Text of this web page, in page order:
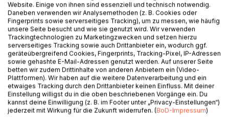
BESCHREIBUNG
Lonja Mandlik
Spielerisch Ungarisch lernen ein Mitmachbuch
für Erwachsene und Anfänger,
Band 5 1. Auflage
Lesen lernen mit dem Alphabet
Website. Einige von ihnen sind essenziell und technisch notwendig.
Daneben verwenden wir Analysemethoden (z. B. Cookies oder
Fingerprints sowie serverseitiges Tracking), um zu messen, wie häufig
unsere Seite besucht und wie sie genutzt wird. Wir verwenden
Trackingtechnologien zu Marketingzwecken und setzen hierzu
serverseitiges Tracking sowie auch Drittanbieter ein, wodurch ggf.
geräteübergreifend Cookies, Fingerprints, Tracking-Pixel, IP-Adressen
sowie gehashte E-Mail-Adressen genutzt werden. Auf unserer Seite
betten wir zudem Drittinhalte von anderen Anbietern ein (Video-
Plattformen). Wir haben auf die weitere Datenverarbeitung und ein
etwaiges Tracking durch den Drittanbieter keinen Einfluss. Mit deiner
Einstellung willigst du in die oben beschriebenen Vorgänge ein. Du
kannst deine Einwilligung (z. B. im Footer unter „Privacy-Einstellungen“)
jederzeit mit Wirkung für die Zukunft widerrufen. (BoD-Impressum)